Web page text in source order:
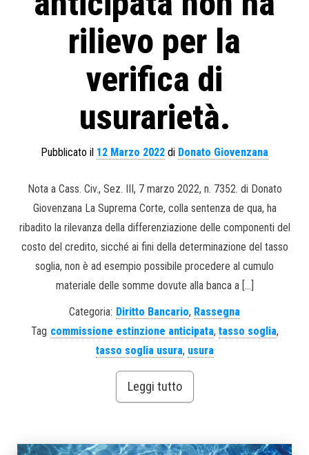
rilievo per la
verifica di
usurarietà.
Pubblicato il 12 Marzo 2022 di Donato Giovenzana
Nota a Cass. Civ., Sez. III, 7 marzo 2022, n. 7352. di Donato
Giovenzana La Suprema Corte, colla sentenza de qua, ha
ribadito la rilevanza della differenziazione delle componenti del
costo del credito, sicché ai fini della determinazione del tasso
soglia, non è ad esempio possibile procedere al cumulo
materiale delle somme dovute alla banca a […]
Categoria: Diritto Bancario, Rassegna
Tag commissione estinzione anticipata, tasso soglia,
tasso soglia usura, usura
Leggi tutto